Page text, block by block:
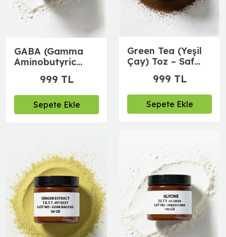
GABA (Gamma
Aminobutyric
Hammadde 100
gr
999 TL
Sepete Ekle
Green Tea (Yeşil
Çay) Toz – Saf
Hammadde | 100
gr
999 TL
Sepete Ekle